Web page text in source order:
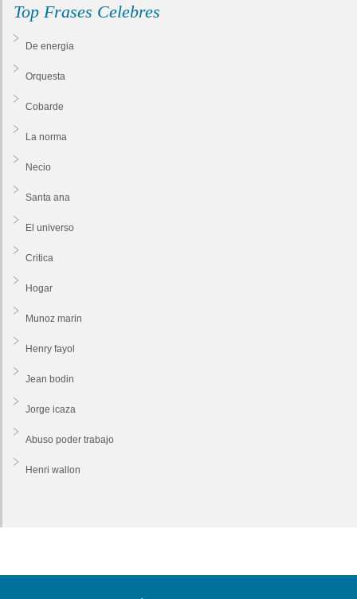
Top Frases Celebres
De energia
Orquesta
Cobarde
La norma
Necio
Santa ana
El universo
Critica
Hogar
Munoz marin
Henry fayol
Jean bodin
Jorge icaza
Abuso poder trabajo
Henri wallon